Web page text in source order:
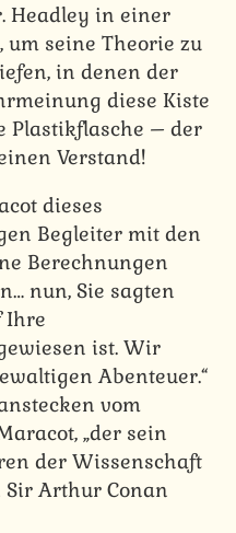
Headley in einer
seine Theorie zu
in denen der
diese Kiste
Plastikflasche – der
Verstand!
dieses
Begleiter mit den
Berechnungen
nun, Sie sagten
Ihre
ist. Wir
Abenteuer.“
vom
„der sein
der Wissenschaft
Sir Arthur Conan